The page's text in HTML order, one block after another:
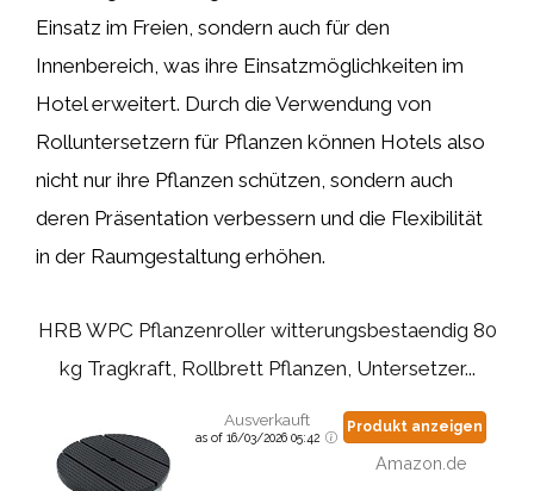
Einsatz im Freien, sondern auch für den
Innenbereich, was ihre Einsatzmöglichkeiten im
Hotel erweitert. Durch die Verwendung von
Rolluntersetzern für Pflanzen können Hotels also
nicht nur ihre Pflanzen schützen, sondern auch
deren Präsentation verbessern und die Flexibilität
in der Raumgestaltung erhöhen.
HRB WPC Pflanzenroller witterungsbestaendig 80
kg Tragkraft, Rollbrett Pflanzen, Untersetzer...
Ausverkauft
as of 16/03/2026 05:42
Produkt anzeigen
Amazon.de